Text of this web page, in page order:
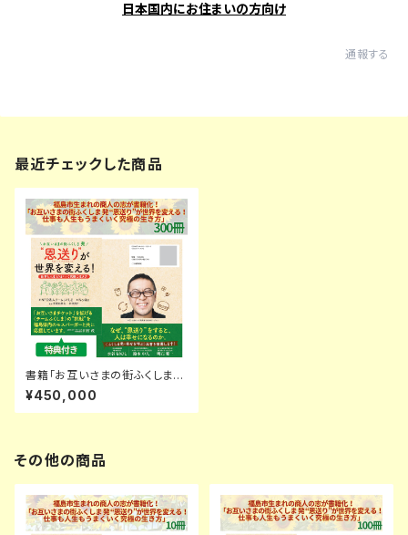
日本国内にお住まいの方向け
通報する
最近チェックした商品
書籍「お互いさまの街ふくしま
発 “恩送り”が世界を変える！ 仕
事も人生もうまくいく究極の生き
方」 300冊
¥450,000
その他の商品